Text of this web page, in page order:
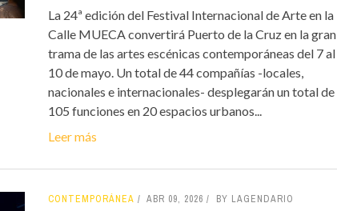
La 24ª edición del Festival Internacional de Arte en la
Calle MUECA convertirá Puerto de la Cruz en la gran
trama de las artes escénicas contemporáneas del 7 al
10 de mayo. Un total de 44 compañías -locales,
nacionales e internacionales- desplegarán un total de
105 funciones en 20 espacios urbanos...
Leer más
CONTEMPORÁNEA ABR 09, 2026 BY LAGENDARIO